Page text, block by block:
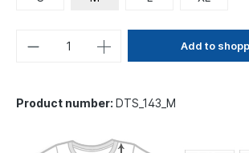
Add to
Product number: DTS_143_M